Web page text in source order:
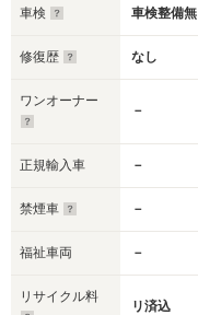
車検 車検整備無
修復歴 なし
ワンオーナー
－
正規輸入車 －
禁煙車 －
福祉車両 －
リサイクル料
リ済込